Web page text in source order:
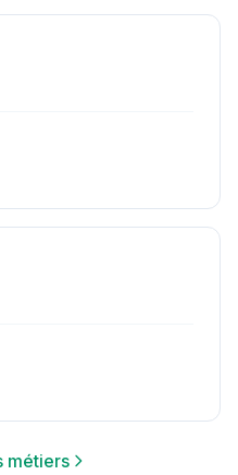
métiers